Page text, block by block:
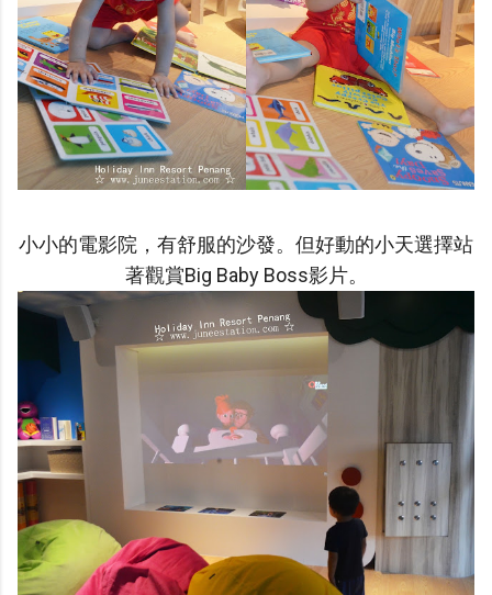
小小的電影院，有舒服的沙發。但好動的小天選擇站
著觀賞Big Baby Boss影片。